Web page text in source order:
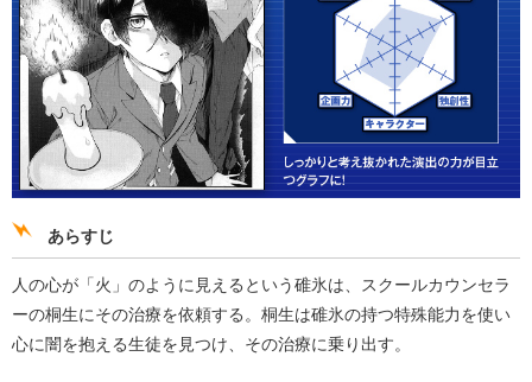
あらすじ
人の心が「火」のように見えるという碓氷は、スクールカウンセラ
ーの桐生にその治療を依頼する。桐生は碓氷の持つ特殊能力を使い
心に闇を抱える生徒を見つけ、その治療に乗り出す。